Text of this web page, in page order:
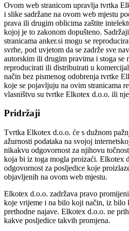
Ovom web stranicom upravlja tvrtka
i slike sadržane na ovom web mjestu
prava ili drugim oblicima zaštite
kojoj je to zakonom dopušteno.
stranicama anker.si mogu se
svrhe, pod uvjetom da se zadrže sve
autorskim ili drugim pravima i stoga se
reproducirati ili distribuirati u
način bez pismenog odobrenja tvrtke
koje se pojavljuju na ovim stranicama
vlasništvu su tvrtke Elkotex d.o.o. ili
Pridržaji
Tvrtka Elkotex d.o.o. će s dužnom
ažurnosti podataka na svojoj
nikakvu odgovornost za njihovu
koja bi iz toga mogla proizaći. Elkotex
odgovornost za posljedice koje
objavljenih na ovom web mjestu.
Elkotex d.o.o. zadržava pravo
koje vrijeme i na bilo koji način, iz bilo
prethodne najave. Elkotex d.o.o. ne
kakve posljedice takvih promjena.